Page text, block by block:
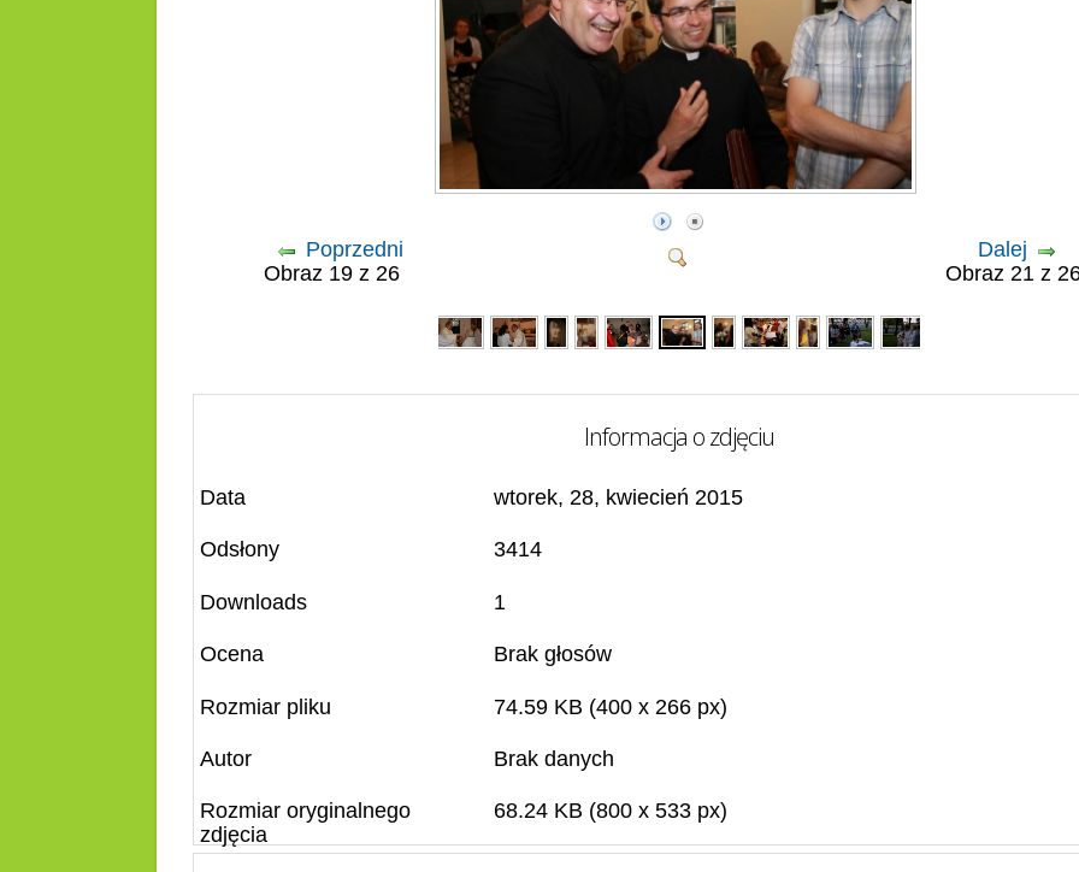
Poprzedni
Obraz 19 z 26
Dalej
Obraz 21 z
Informacja o zdjęciu
Data wtorek, 28, kwiecień 2015
Odsłony 3414
Downloads 1
Ocena Brak głosów
Rozmiar pliku 74.59 KB (400 x 266 px)
Autor Brak danych
Rozmiar oryginalnego
zdjęcia
68.24 KB (800 x 533 px)